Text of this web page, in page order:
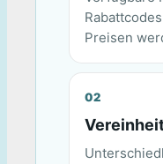
Preisen